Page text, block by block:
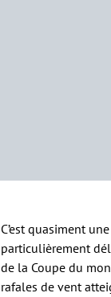
C’est quasiment
particulièrement
de la Coupe du
rafales de vent